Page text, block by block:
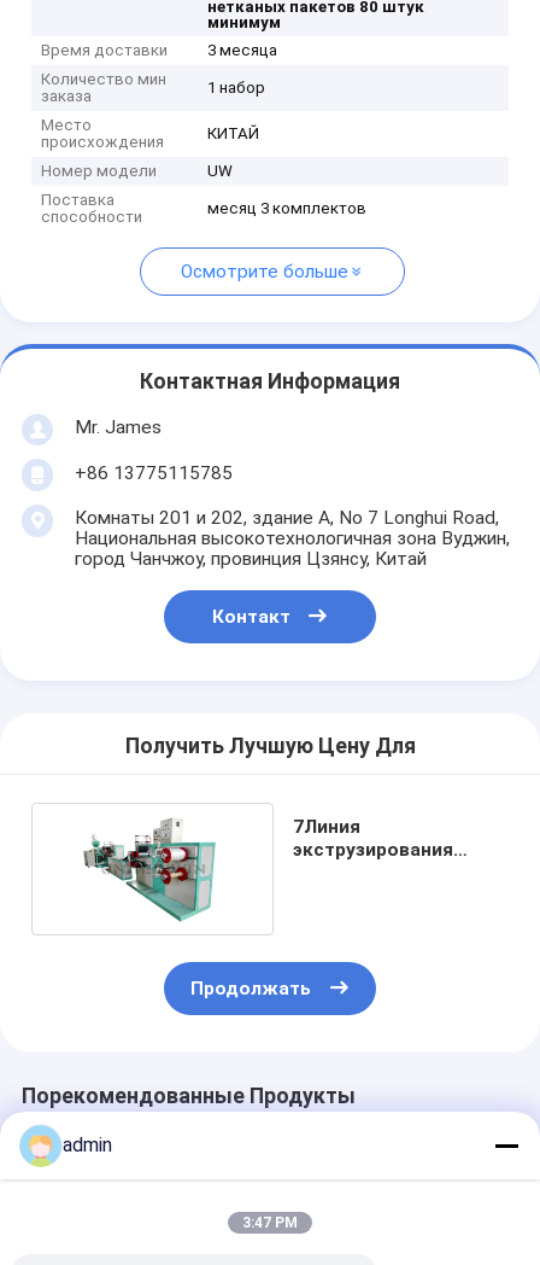
нетканых пакетов 80 штук
минимум
Время доставки
3 месяца
Количество мин
заказа
1 набор
Место
происхождения
КИТАЙ
Номер модели
UW
Поставка
способности
месяц 3 комплектов
Осмотрите больше
Контактная Информация
Mr. James
+86 13775115785
Комнаты 201 и 202, здание А, No 7 Longhui Road,
Национальная высокотехнологичная зона Вуджин,
город Чанчжоу, провинция Цзянсу, Китай
Контакт
Получить Лучшую Цену Для
7Линия
экструзирования
Продолжать
Порекомендованные Продукты
admin
3:47 PM